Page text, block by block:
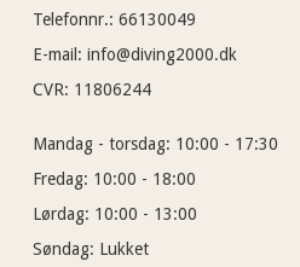
Telefonnr.: 66130049
E-mail : info@diving2000.dk
CVR: 11806244
Mandag - torsdag: 10:00 - 17:30
Fredag: 10:00 - 18:00
Lørdag: 10:00 - 13:00
Søndag: Lukket